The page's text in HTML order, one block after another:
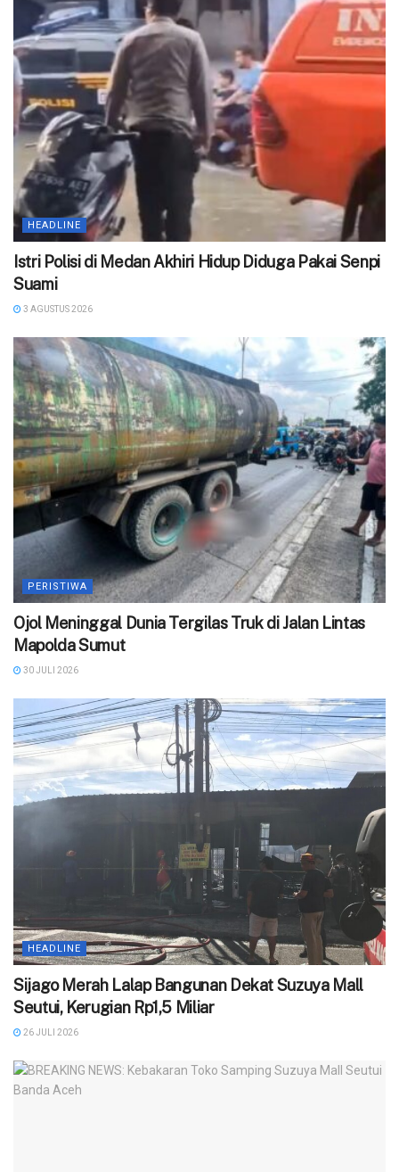
HEADLINE
‎Istri Polisi di Medan Akhiri Hidup Diduga Pakai Senpi
Suami
3 AGUSTUS 2026
PERISTIWA
Ojol Meninggal Dunia Tergilas Truk di Jalan Lintas
Mapolda Sumut
30 JULI 2026
HEADLINE
Sijago Merah Lalap Bangunan Dekat Suzuya Mall
Seutui, Kerugian Rp1,5 Miliar
26 JULI 2026